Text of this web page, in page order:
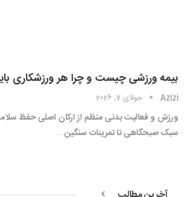
بیمه ورزشی چیست و چرا هر ورزشکاری
Azizi جولای 7, 2026
ورزش و فعالیت بدنی منظم از ارکان اصلی حفظ
سبک صبحگاهی تا تمرینات سنگین…